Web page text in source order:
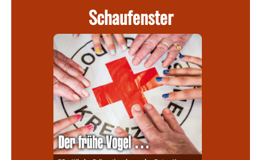
Schaufenster